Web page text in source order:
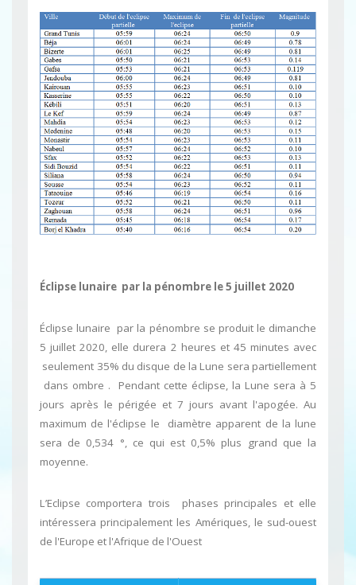
Éclipse lunaire par la pénombre le 5 juillet 2020
Éclipse lunaire par la pénombre se produit le dimanche
5 juillet 2020, elle durera 2 heures et 45 minutes avec
seulement 35% du disque de la Lune sera partiellement
dans ombre . Pendant cette éclipse, la Lune sera à 5
jours après le périgée et 7 jours avant l'apogée. Au
maximum de l'éclipse le diamètre apparent de la lune
sera de 0,534 °, ce qui est 0,5% plus grand que la
moyenne.
L’Eclipse comportera trois phases principales et elle
intéressera principalement les Amériques, le sud-ouest
de l'Europe et l'Afrique de l'Ouest